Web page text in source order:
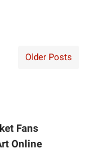
Older Posts
Fans
Online